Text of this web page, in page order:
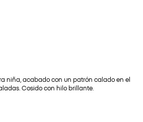
niña, acabado con un patrón calado en el
Cosido con hilo brillante.